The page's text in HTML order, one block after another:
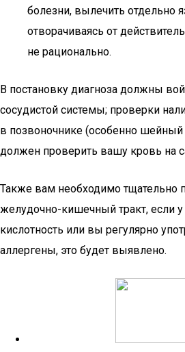
болезни, вылечить отдельно
отворачиваясь от
не рационально.
В постановку диагноза должны
сосудистой системы; проверки
в позвоночнике (особенно шейный
должен проверить вашу кровь на
Также вам необходимо тщательно
желудочно-кишечный тракт, если
кислотность или вы регулярно
аллергены, это будет выявлено.